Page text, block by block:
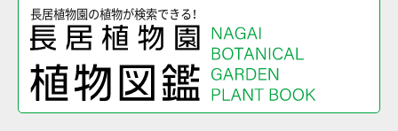
長居植物園の植物が検索できる！